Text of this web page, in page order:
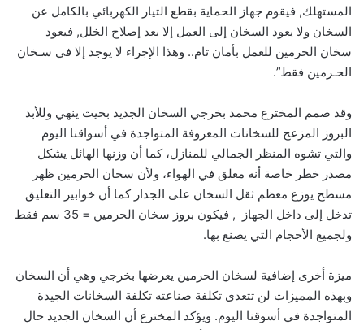
المستهلك, فيقوم جهاز الحماية بقطع التيار الكهربائي بالكامل عن
السخان ولا يعود السخان إلى العمل إلا بعد إصلاح الخلل, فيعود
سخان الحرمين للعمل بأمان تام.. وهذا الإجراء لا يوجد إلا في سـخان
الحـرمين فقط”.
وقد صمم المخترع محمد بخرجي السخان الجديد بحيث ينهي وللأبد
البروز المزعج للسخانات المعروفة المتواجدة في أسواقنا اليوم
والتي تشوه المنظر الجمالي للمنازل، كما أن وزنها الهائل يشكل
مصدر خطر خاصة أنه معلق في الهواء، ولأن سخان الحرمين ظهر
مسطح يوزع معظم ثقل السخان على الجدار كما أن خوابير التعليق
تدخل إلى داخل الجهاز , فيكون بروز سخان الحرمين = 35 سم فقط
ولجميع الأحجام التي يصنع بها.
ميزة أخرى إضافية لسخان الحرمين يعرضها بخرجي وهي أن السخان
وبهذه المميزات لن تتعدى تكلفة صناعته تكلفة السخانات الجيدة
المتواجدة في أسوقنا اليوم. ويؤكد المخترع أن السخان الجديد حال